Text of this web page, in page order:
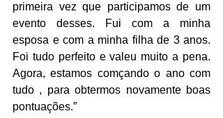
primeira vez que participamos de um
evento desses. Fui com a minha
esposa e com a minha filha de 3 anos.
Foi tudo perfeito e valeu muito a pena.
Agora, estamos comçando o ano com
tudo , para obtermos novamente boas
pontuações.”